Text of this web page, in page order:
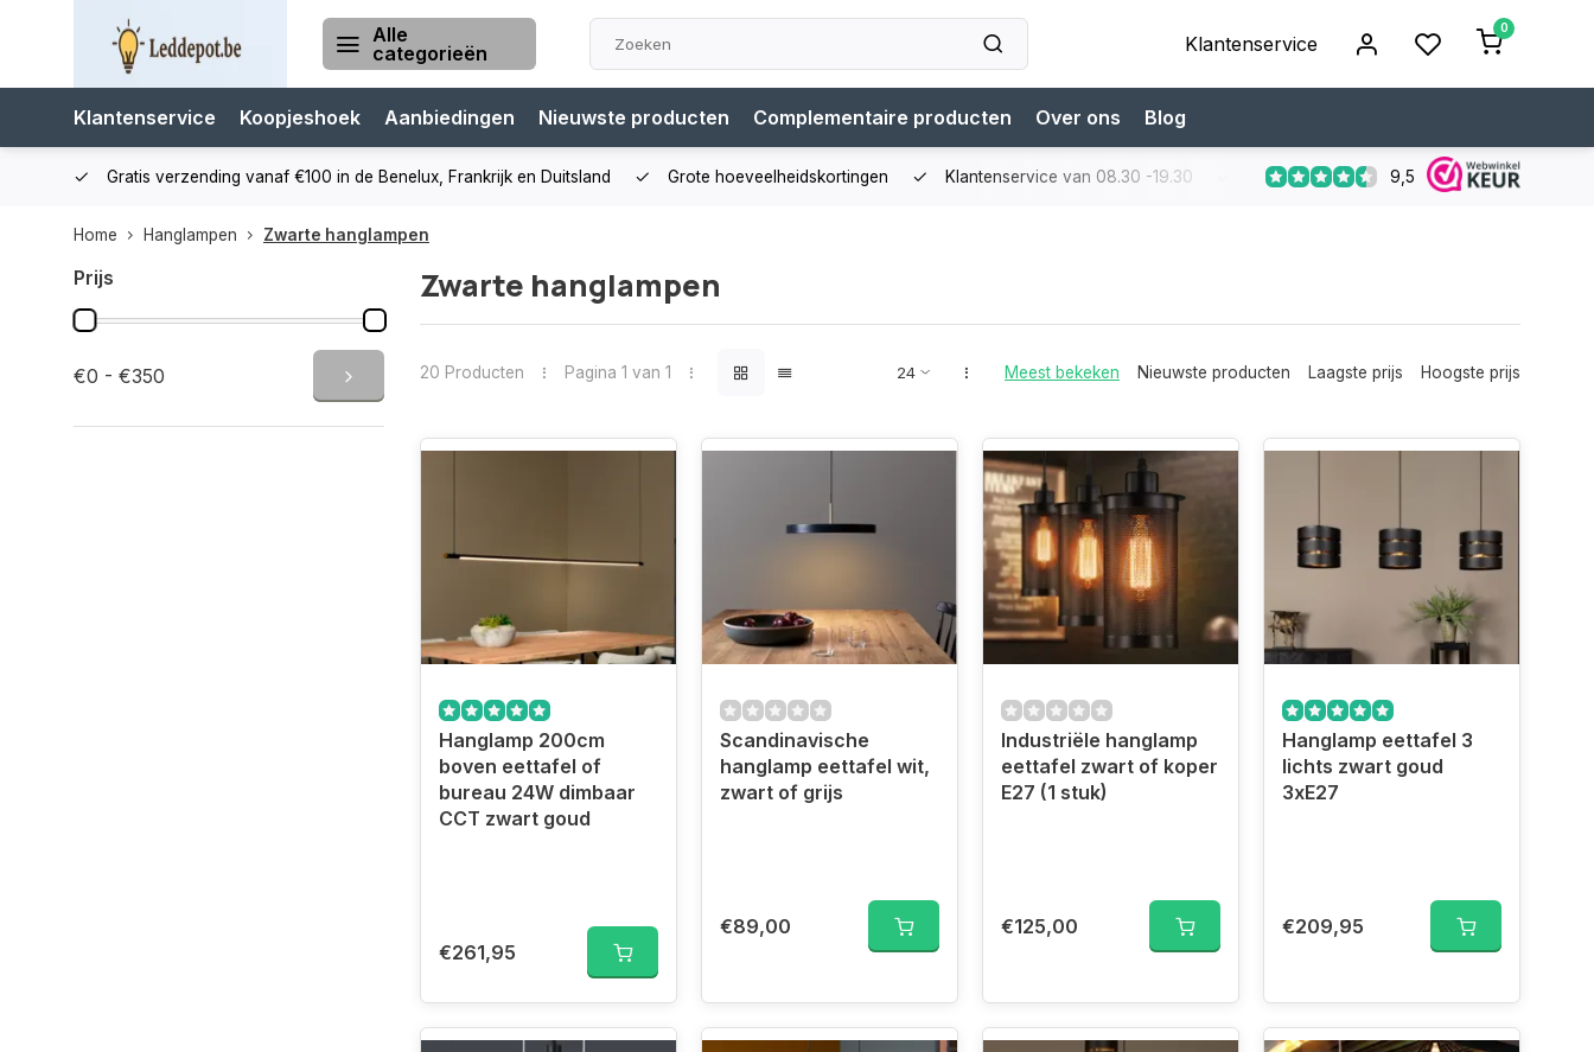
Alle
categorieën
Klantenservice
0
Klantenservice Koopjeshoek Aanbiedingen Nieuwste producten Complementaire producten Over ons Blog
Gratis verzending vanaf €100 in de Benelux, Frankrijk en Duitsland Grote hoeveelheidskortingen Klantenservice van 08.30 -19.30 Koop bij een specialist Gratis
9,5
Home Hanglampen Zwarte hanglampen
Prijs
€0 - €350
Zwarte hanglampen
20 Producten Pagina 1 van 1 Meest bekeken Nieuwste producten Laagste prijs Hoogste prijs
Hanglamp 200cm
boven eettafel of
bureau 24W dimbaar
CCT zwart goud
€261,95
Scandinavische
hanglamp eettafel wit,
zwart of grijs
€89,00
Industriële hanglamp
eettafel zwart of koper
E27 (1 stuk)
€125,00
Hanglamp eettafel 3
lichts zwart goud
3xE27
€209,95